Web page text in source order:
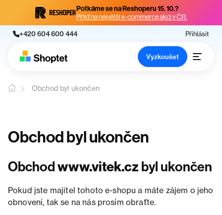
Potkáme se na Reshoperu 15. 10.?
Přijď na největší e-commerce akci v ČR.
+420 604 600 444 Přihlásit
Vyzkoušet
Obchod byl ukončen
Obchod byl ukončen
Obchodwww.vitek.cz byl ukončen
Pokud jste majitel tohoto e-shopu a máte zájem o jeho
obnovení, tak se na nás prosím obraťte.